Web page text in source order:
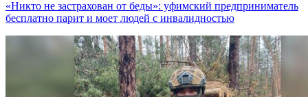
«Никто не заcтрахован от беды»: уфимский предприниматель
бесплатно парит и моет людей с инвалидностью